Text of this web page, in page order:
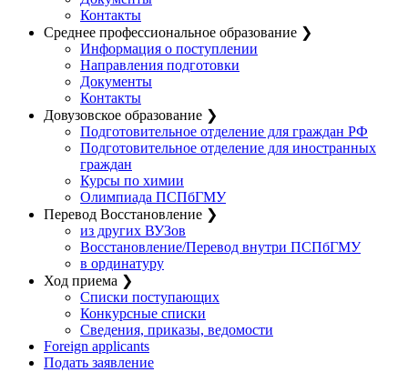
Контакты
Среднее профессиональное образование ❯
Информация о поступлении
Направления подготовки
Документы
Контакты
Довузовское образование ❯
Подготовительное отделение для граждан РФ
Подготовительное отделение для иностранных
граждан
Курсы по химии
Олимпиада ПСПбГМУ
Перевод Восстановление ❯
из других ВУЗов
Восстановление/Перевод внутри ПСПбГМУ
в ординатуру
Ход приема ❯
Списки поступающих
Конкурсные списки
Сведения, приказы, ведомости
Foreign applicants
Подать заявление